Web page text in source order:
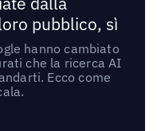
pubblico, sì
hanno cambiato
che la ricerca AI
Ecco come